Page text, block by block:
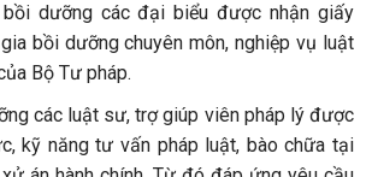
bồi dưỡng các đại biểu được nhận giấy
bồi dưỡng chuyên môn, nghiệp vụ luật
Bộ Tư pháp.
các luật sư, trợ giúp viên pháp lý được
kỹ năng tư vấn pháp luật, bào chữa tại